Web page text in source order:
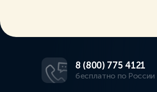
8 (800) 775 4121
бесплатно по России